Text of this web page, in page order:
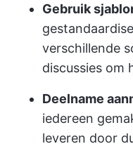
Gebruik
verschillende
discussies om
Deelname
iedereen
leveren door